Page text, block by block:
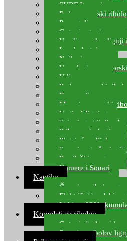
SURF štapovi
Role za morski
Parangali
Gotovi setovi za
Varalice za lov lignji
Lov hobotnice
Najloni za more
Upredenice za
Udice za more
Perle za morski
Brum prihrana za
Mamci za morski
Vertical Jigging
Spinning strijelke,
Pribor za bolentino
Plutajuća odijela
Sonari za traženje
Ronilački program
Kamere i Sonari
Nautika
Čamci za ribolov,
Električni brodski
Lithium ION
Kompleti za ribolov
Gotovi ribolovni
Setovi za ribolov